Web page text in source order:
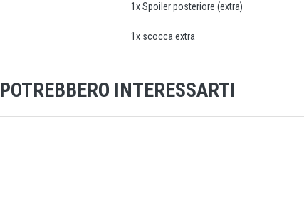
1x Spoiler posteriore (extra)
1x scocca extra
POTREBBERO INTERESSARTI